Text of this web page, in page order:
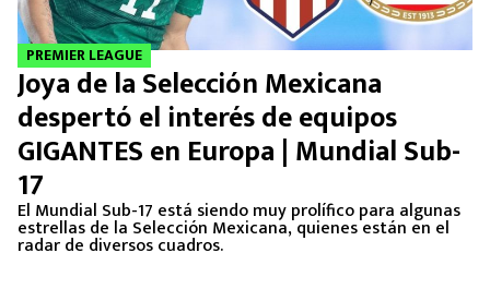
PREMIER LEAGUE
Joya de la Selección Mexicana
despertó el interés de equipos
GIGANTES en Europa | Mundial Sub-
17
El Mundial Sub-17 está siendo muy prolífico para algunas
estrellas de la Selección Mexicana, quienes están en el
radar de diversos cuadros.